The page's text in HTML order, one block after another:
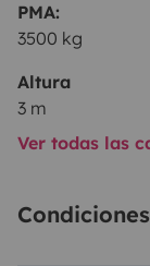
PMA:
3500 kg
Altura
3 m
Ver todas las